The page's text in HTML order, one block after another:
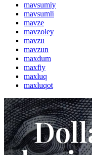
mavsumiy
mavsumli
mavze
mavzoley
mavzu
mavzun
maxdum
maxfiy
maxluq
maxluqot